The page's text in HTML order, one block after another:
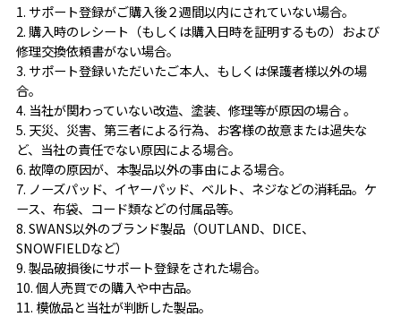
1. サポート登録がご購入後２週間以内にされていない場合。
2. 購入時のレシート（もしくは購入日時を証明するもの）および
修理交換依頼書がない場合。
3. サポート登録いただいたご本人、もしくは保護者様以外の場
合。
4. 当社が関わっていない改造、塗装、修理等が原因の場合 。
5. 天災、災害、第三者による行為、お客様の故意または過失な
ど、当社の責任でない原因による場合。
6. 故障の原因が、本製品以外の事由による場合。
7. ノーズパッド、イヤーパッド、ベルト、ネジなどの消耗品。ケ
ース、布袋、コード類などの付属品等。
8. SWANS以外のブランド製品（OUTLAND、DICE、
SNOWFIELDなど）
9. 製品破損後にサポート登録をされた場合。
10. 個人売買での購入や中古品。
11. 模倣品と当社が判断した製品。